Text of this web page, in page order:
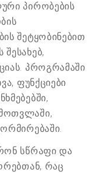
პირობების
შეტყობინებით
პროგრამაში
ფუნქციები
სწრაფი და
რაც